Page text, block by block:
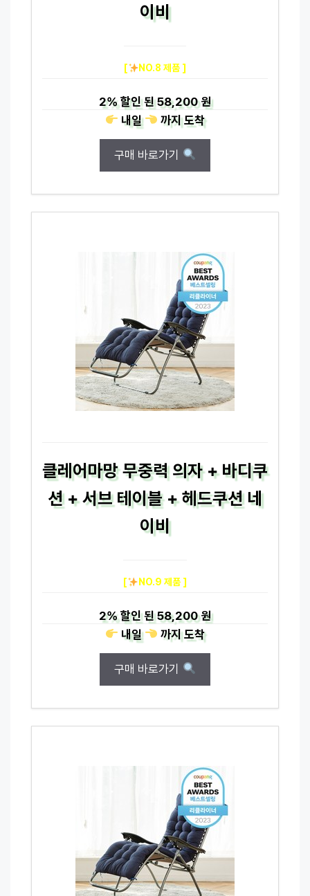
이비
[ NO.8 제품 ]
2%할인 된58,200 원
내일
까지도착
구매 바로가기
클레어마망 무중력 의자 + 바디쿠
션 + 서브 테이블 + 헤드쿠션 네
이비
[ NO.9 제품 ]
2%할인 된58,200 원
내일
까지도착
구매 바로가기